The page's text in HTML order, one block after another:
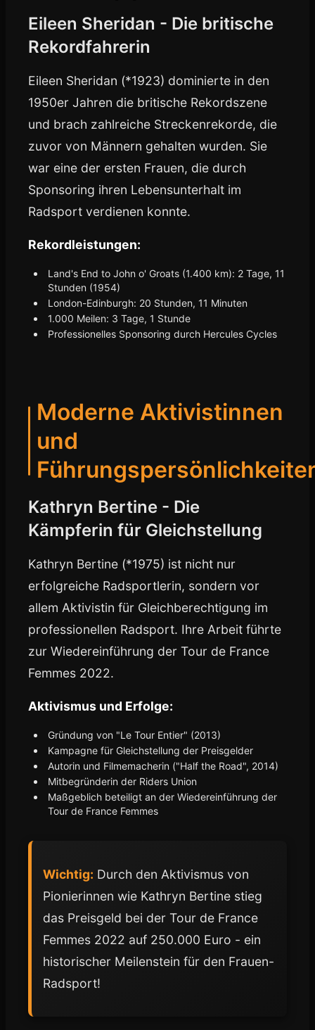
Eileen Sheridan - Die britische
Rekordfahrerin
Eileen Sheridan (*1923) dominierte in den
1950er Jahren die britische Rekordszene
und brach zahlreiche Streckenrekorde, die
zuvor von Männern gehalten wurden. Sie
war eine der ersten Frauen, die durch
Sponsoring ihren Lebensunterhalt im
Radsport verdienen konnte.
Rekordleistungen:
Land's End to John o' Groats (1.400 km): 2 Tage, 11
Stunden (1954)
London-Edinburgh: 20 Stunden, 11 Minuten
1.000 Meilen: 3 Tage, 1 Stunde
Professionelles Sponsoring durch Hercules Cycles
Moderne Aktivistinnen
und
Kathryn Bertine - Die
Kämpferin für Gleichstellung
Kathryn Bertine (*1975) ist nicht nur
erfolgreiche Radsportlerin, sondern vor
allem Aktivistin für Gleichberechtigung im
professionellen Radsport. Ihre Arbeit führte
zur Wiedereinführung der Tour de France
Femmes 2022.
Aktivismus und Erfolge:
Gründung von "Le Tour Entier" (2013)
Kampagne für Gleichstellung der Preisgelder
Autorin und Filmemacherin ("Half the Road", 2014)
Mitbegründerin der Riders Union
Maßgeblich beteiligt an der Wiedereinführung der
Tour de France Femmes
Wichtig: Durch den Aktivismus von
Pionierinnen wie Kathryn Bertine stieg
das Preisgeld bei der Tour de France
Femmes 2022 auf 250.000 Euro - ein
historischer Meilenstein für den Frauen-
Radsport!